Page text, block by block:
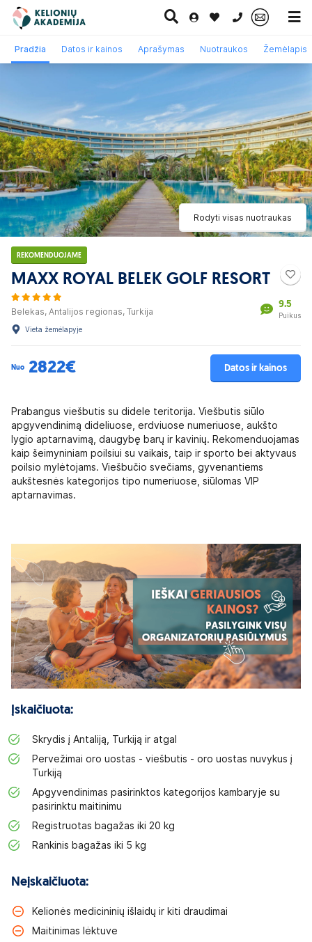
0 700 11007
Pažintinės
kelionės
Egzotinės
kelionės
Kruizai
Rodyti visas nuotraukas
REKOMENDUOJAME
MAXX ROYAL BELEK GOLF RESORT
Belekas, Antalijos regionas, Turkija
9.5
Puikus
Vieta žemėlapyje
Nuo 2822€ Datos ir kainos
Prabangus viešbutis su didele teritorija. Viešbutis siūlo
apgyvendinimą dideliuose, erdviuose numeriuose, aukšto
lygio aptarnavimą, daugybę barų ir kavinių. Rekomenduojamas
kaip šeimyniniam poilsiui su vaikais, taip ir sporto bei aktyvaus
poilsio mylėtojams. Viešbučio svečiams, gyvenantiems
aukštesnės kategorijos tipo numeriuose, siūlomas VIP
aptarnavimas.
Pradžia Datos ir kainos Aprašymas Nuotraukos Žemėlapis
Įskaičiuota:
Skrydis į Antaliją, Turkiją ir atgal
Pervežimai oro uostas - viešbutis - oro uostas nuvykus į
Turkiją
Apgyvendinimas pasirinktos kategorijos kambaryje su
pasirinktu maitinimu
Registruotas bagažas iki 20 kg
Rankinis bagažas iki 5 kg
Neįskaičiuota:
Kelionės medicininių išlaidų ir kiti draudimai
Maitinimas lėktuve